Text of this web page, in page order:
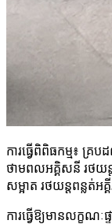
ការ​ធ្វើ​ពិពិធកម្ម៖ គ្រ
ថាមពល​អគ្គិសនី រថយ
សម្អាត រថយន្ត​ពន្លត់​
ការធ្វើឱ្យមានលក្ខណៈផ្